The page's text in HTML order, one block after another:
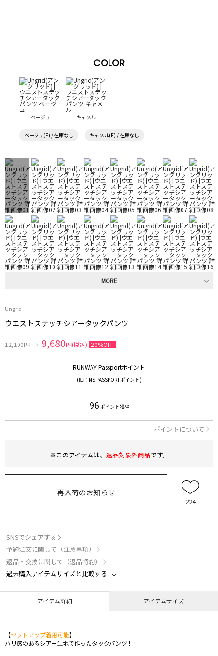
COLOR
ベージュ キャメル
ベージュ(F) / 在庫なし キャメル(F) / 在庫なし
MORE
Ungrid
ウエストステッチシアータックパンツ
12,100円 → 9,680円(税込) 20%OFF
RUNWAY Passportポイント
(旧：MS PASSPORTポイント)
96 ポイント獲得
ポイントについて
※このアイテムは、 返品対象外商品です。
再入荷のお知らせ
224
SNSでシェアする
予約注文に関して（注意事項）
返品・交換に関して（返品特約）
過去購入アイテムサイズと比較する
アイテム詳細 アイテムサイズ
【セットアップ着用可能】
ハリ感のあるシアー生地で作ったタックパンツ！